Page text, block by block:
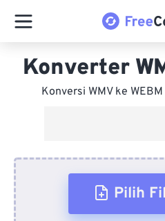
Konverter
Konversi WMV ke
Pilih